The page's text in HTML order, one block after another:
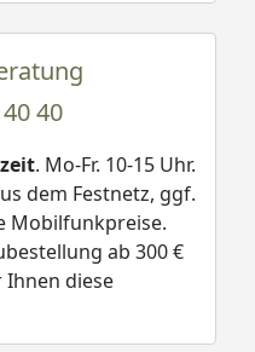
40
. Mo-Fr. 10-15 Uhr.
dem Festnetz, ggf.
Mobilfunkpreise.
ab 300 €
diese